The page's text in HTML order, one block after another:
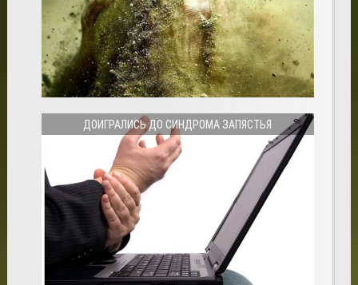
ДОИГРАЛИСЬ ДО СИНДРОМА ЗАПЯСТЬЯ